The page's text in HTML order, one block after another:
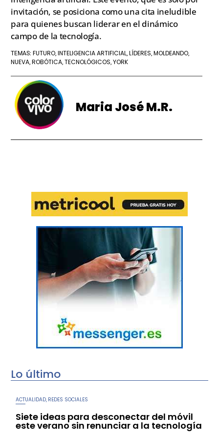
invitación, se posiciona como una cita ineludible
para quienes buscan liderar en el dinámico
campo de la tecnología.
TEMAS: FUTURO, INTELIGENCIA ARTIFICIAL, LÍDERES, MOLDEANDO,
NUEVA, ROBÓTICA,TECNOLÓGICOS,YORK
Maria José M.R.
Lo último
ACTUALIDAD REDES SOCIALES
Siete ideas para desconectar del móvil
este verano sin renunciar a la tecnología